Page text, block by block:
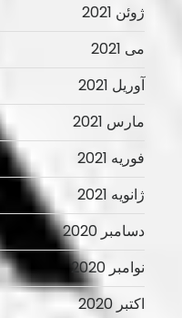
ژوئن 2021
می 2021
آوریل 2021
مارس 2021
فوریه 2021
ژانویه 2021
دسامبر 2020
نوامبر 2020
اکتبر 2020